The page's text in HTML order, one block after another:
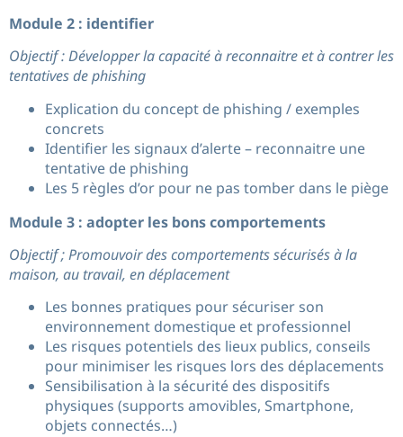
Module 2 : identifier
Objectif : Développer la capacité à reconnaitre et à contrer les
tentatives de phishing
Explication du concept de phishing / exemples
concrets
Identifier les signaux d’alerte – reconnaitre une
tentative de phishing
Les 5 règles d’or pour ne pas tomber dans le piège
Module 3 : adopter les bons comportements
Objectif ; Promouvoir des comportements sécurisés à la
maison, au travail, en déplacement
Les bonnes pratiques pour sécuriser son
environnement domestique et professionnel
Les risques potentiels des lieux publics, conseils
pour minimiser les risques lors des déplacements
Sensibilisation à la sécurité des dispositifs
physiques (supports amovibles, Smartphone,
objets connectés…)